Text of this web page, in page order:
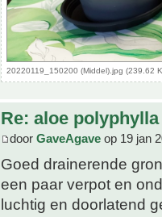
20220119_150200 (Middel).jpg (239.62
Re: aloe polyphylla
door GaveAgave op 19 jan
Goed drainerende
een paar verpot en
luchtig en doorlatend